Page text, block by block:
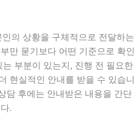
의 상황을 구체적으로 전달하는
만 묻기보다 어떤 기준으로 확인
부분이 있는지, 진행 전 필요한
현실적인 안내를 받을 수 있습니
담 후에는 안내받은 내용을 간단
.